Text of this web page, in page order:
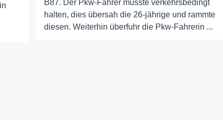
B87. Der Pkw-Fahrer musste verkehrsbedingt
halten, dies übersah die 26-jährige und rammte
diesen. Weiterhin überfuhr die Pkw-Fahrerin ...